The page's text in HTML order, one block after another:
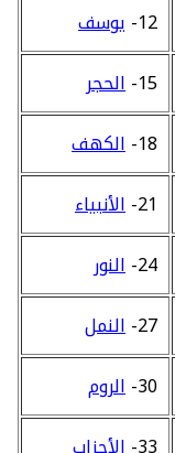
12- يوسف
15- الحجر
18- الكهف
21- الأنبياء
24- النور
27- النمل
30- الروم